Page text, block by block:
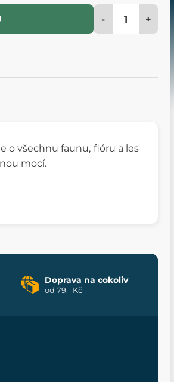
- +
o všechnu faunu, flóru a les
mocí.
Doprava na cokoliv
od 79,- Kč